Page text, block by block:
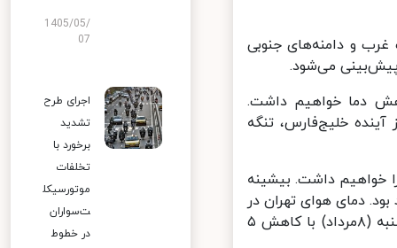
غرب و دامنه‌های جنوبی
می‌شود.
کاهش دما خواهیم داشت.
روز آینده خلیج‌فارس، تنگه
باد را خواهیم داشت. بیشینه
سانتی‌گراد خواهد بود. دمای هوای تهران در
روزهای آتی تا ۴۳ درجه افزایش خواهد یافت. دمای هوای پایتخت روز دوشنبه (۸مرداد) با کاهش ۵
1405/05/
07
اجرای طرح
تشدید
برخورد با
تخلفات
موتورسیکل
ت‌سواران
در خطوط